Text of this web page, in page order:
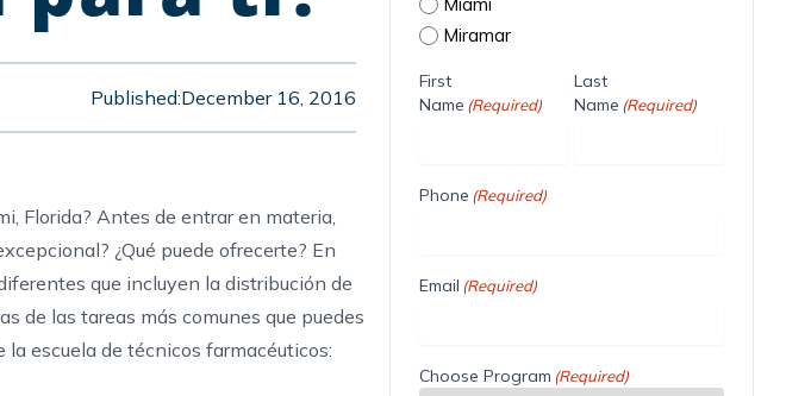
Published:December 16, 2016
Florida? Antes de entrar en materia,
¿Qué puede ofrecerte? En
que incluyen la distribución de
de las tareas más comunes que puedes
escuela de técnicos farmacéuticos:
Miramar
First
Name (Required)
Last
Name (Required)
Phone (Required)
Email (Required)
Choose Program (Required)